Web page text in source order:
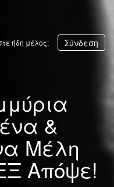
Σύνδεση
ήδη μέλος;
&
Μέλη
Απόψε!